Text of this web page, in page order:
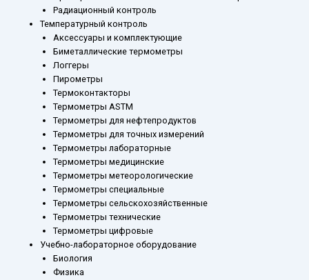
Радиационный контроль
Температурный контроль
Аксессуары и комплектующие
Биметаллические термометры
Логгеры
Пирометры
Термоконтакторы
Термометры ASTM
Термометры для нефтепродуктов
Термометры для точных измерений
Термометры лабораторные
Термометры медицинские
Термометры метеорологические
Термометры специальные
Термометры сельскохозяйственные
Термометры технические
Термометры цифровые
Учебно-лабораторное оборудование
Биология
Физика